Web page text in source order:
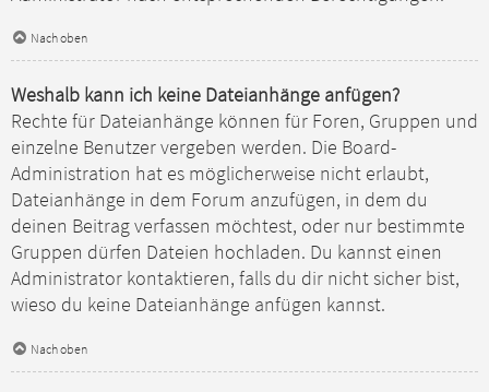
Nach oben
Weshalb kann ich keine Dateianhänge anfügen?
Rechte für Dateianhänge können für Foren, Gruppen und
einzelne Benutzer vergeben werden. Die Board-
Administration hat es möglicherweise nicht erlaubt,
Dateianhänge in dem Forum anzufügen, in dem du
deinen Beitrag verfassen möchtest, oder nur bestimmte
Gruppen dürfen Dateien hochladen. Du kannst einen
Administrator kontaktieren, falls du dir nicht sicher bist,
wieso du keine Dateianhänge anfügen kannst.
Nach oben